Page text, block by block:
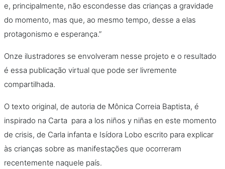
e, principalmente, não escondesse das crianças a gravidade
do momento, mas que, ao mesmo tempo, desse a elas
protagonismo e esperança.”
Onze ilustradores se envolveram nesse projeto e o resultado
é essa publicação virtual que pode ser livremente
compartilhada.
O texto original, de autoria de Mônica Correia Baptista, é
inspirado na Carta para a los niños y niñas en este momento
de crisis, de Carla infanta e Isídora Lobo escrito para explicar
às crianças sobre as manifestações que ocorreram
recentemente naquele país.